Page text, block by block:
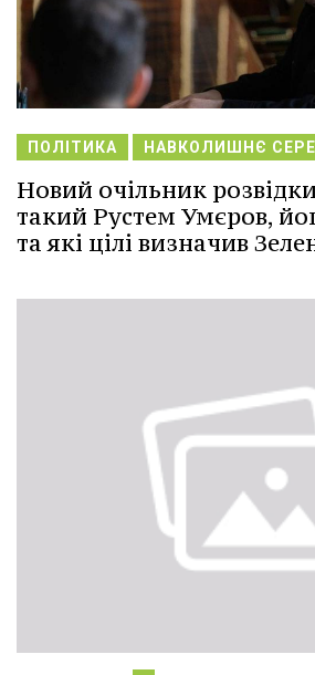
ПОЛІТИКА НАВКОЛИШНЄ
Новий очільник
такий Рустем Умєров,
та які цілі визначив